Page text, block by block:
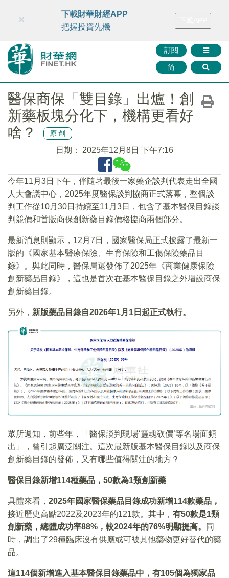
財華智庫網 FINTV FINMETA 財華證券 媒體矩陣
訂閱
简
×
下載財華財經APP
把握投資先機
醫保商保「雙目錄」出爐！創
新藥板塊分化下，機構更看好
啥？
原創
日期： 2025年12月8日 下午7:16
今年11月3日下午，伴隨著最後一家藥企談判代表走出全國
人大會議中心，2025年度醫保談判協商正式落幕，整個談
判工作從10月30日持續至11月3日，包含了基本醫保目錄談
判競價和首版商保創新藥目錄價格協商兩個部分。
最新消息則顯示，12月7日，國家醫保局正式披露了最新一
版的《國家基本醫療保險、生育保險和工傷保險藥品目
錄》。與此同時，醫保局還發佈了2025年《商業健康保險
創新藥品目錄》，這也是首次在基本醫保目錄之外增設商保
創新藥目錄。
另外， 新版藥品目錄自2026年1月1 日起正式執行。
眾所週知，前些年，「醫保談判現場‘靈魂砍價’等名場面頻
出」，曾引起廣泛關注。這次最新版基本醫保目錄以及商保
創新藥目錄的發佈，又有哪些值得關注的地方？
醫保目錄新增114種藥品，50款為1類創新藥
具體來看， 2025年國家醫保藥品目錄成功新增114款藥品，
接近歷史高點2022及2023年的121款。其中， 有50款是1類
創新藥，總體成功率88% ，較2024年的76%明顯提高。
同
時，調出了29種臨床沒有供應或可被其他藥物更好替代的藥
品。
這114個新增進入基本醫保目錄藥品中，有105個為獨家品